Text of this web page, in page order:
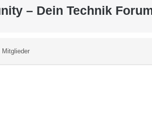
– Dein Technik
Mitglieder